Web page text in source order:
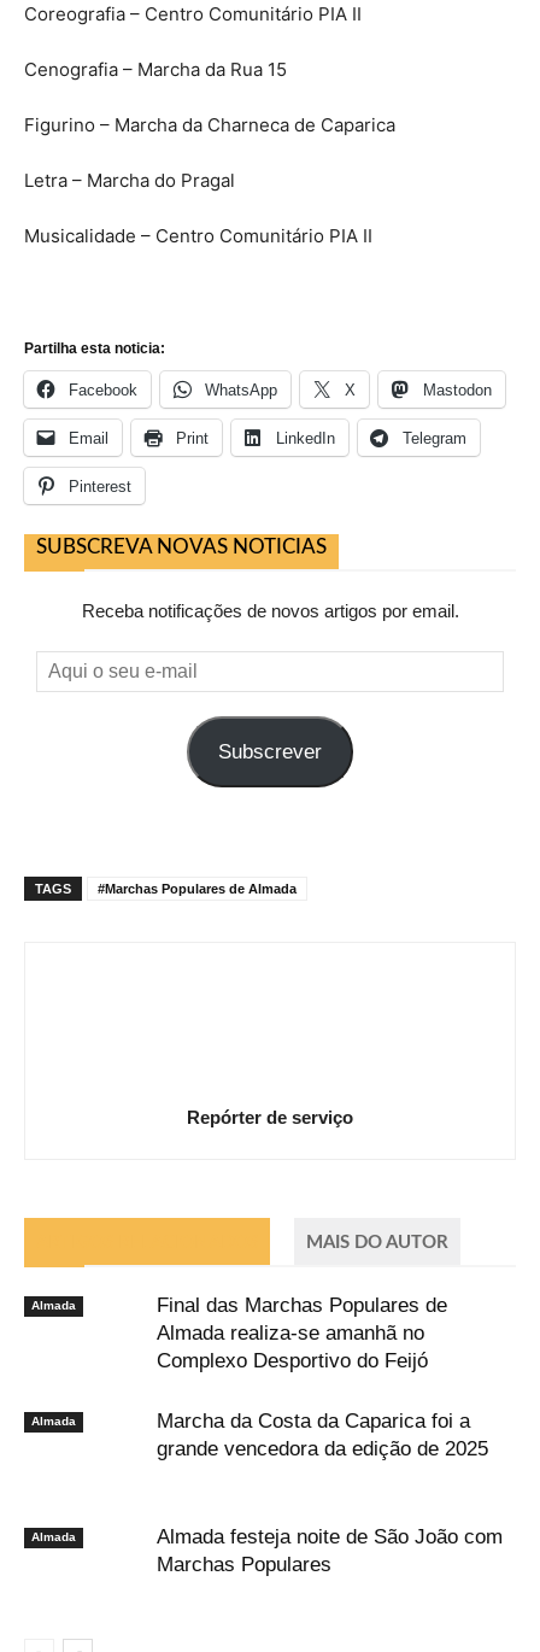
Coreografia – Centro Comunitário PIA II
Cenografia – Marcha da Rua 15
Figurino – Marcha da Charneca de Caparica
Letra – Marcha do Pragal
Musicalidade – Centro Comunitário PIA II
Partilha esta noticia:
Facebook WhatsApp X Mastodon
Email Print LinkedIn Telegram
Pinterest
SUBSCREVA NOVAS NOTICIAS
Receba notificações de novos artigos por email.
Aqui
o
Subscrever
TAGS #Marchas Populares de Almada
Repórter de serviço
MAIS DO AUTOR
Almada
Final das Marchas Populares de
Almada realiza-se amanhã no
Complexo Desportivo do Feijó
Almada
Marcha da Costa da Caparica foi a
grande vencedora da edição de 2025
Almada
Almada festeja noite de São João com
Marchas Populares